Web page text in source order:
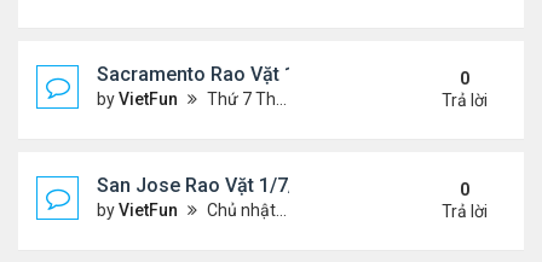
Sacramento Rao Vặt 1/14/22- 1/21/22
byVietFun Thứ 7 Tháng 1 15, 2022 8:49 pm
0
Trả lời
San Jose Rao Vặt 1/7/21- 1/14/22
byVietFun Chủ nhật Tháng 1 09, 2022 10:06 pm
0
Trả lời